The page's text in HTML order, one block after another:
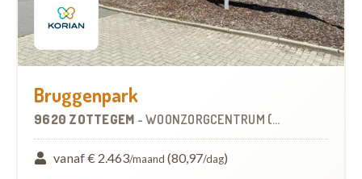
Bruggenpark
9620 ZOTTEGEM - WOONZORGCENTRUM (WZC)
vanaf € 2.463/maand (80,97/dag)